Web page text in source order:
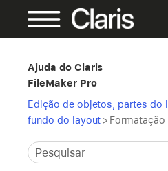
Ajuda do Claris
FileMaker Pro
Edição de objetos, partes do
fundo do layout>